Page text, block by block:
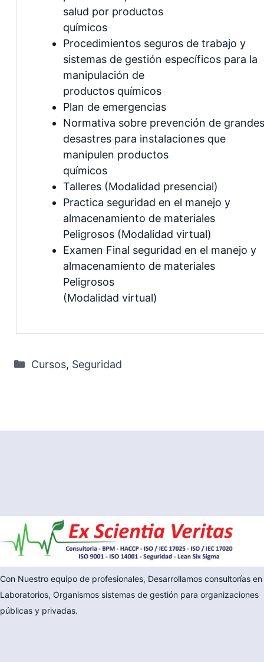
salud por productos
químicos
Procedimientos seguros de trabajo y
sistemas de gestión específicos para la
manipulación de
productos químicos
Plan de emergencias
Normativa sobre prevención de grandes
desastres para instalaciones que
manipulen productos
químicos
Talleres (Modalidad presencial)
Practica seguridad en el manejo y
almacenamiento de materiales
Peligrosos (Modalidad virtual)
Examen Final seguridad en el manejo y
almacenamiento de materiales
Peligrosos
(Modalidad virtual)
Categorías
Cursos, Seguridad
Con Nuestro equipo de profesionales, Desarrollamos consultorías en
Laboratorios, Organismos sistemas de gestión para organizaciones
públicas y privadas.